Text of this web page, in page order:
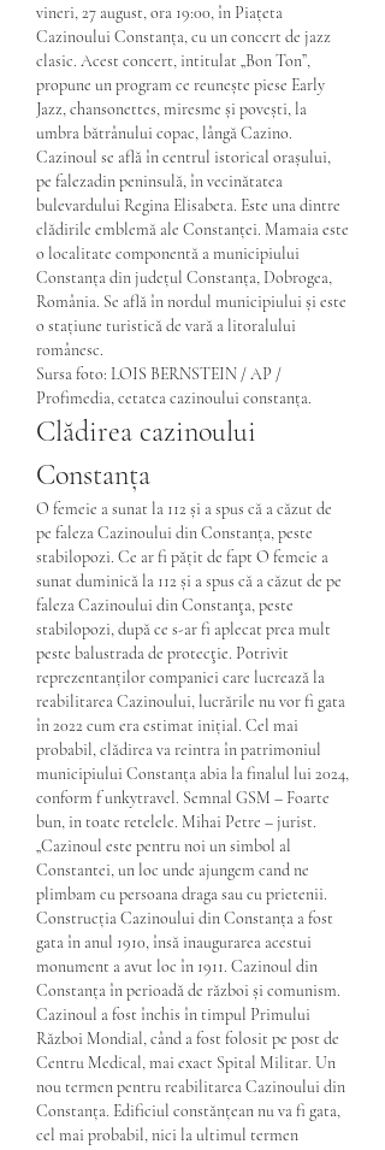
vineri, 27 august, ora 19:00, în Piațeta
Cazinoului Constanța, cu un concert de jazz
clasic. Acest concert, intitulat „Bon Ton”,
propune un program ce reunește piese Early
Jazz, chansonettes, miresme și povești, la
umbra bătrânului copac, lângă Cazino.
Cazinoul se află în centrul istorical orașului,
pe falezadin peninsulă, în vecinătatea
bulevardului Regina Elisabeta. Este una dintre
clădirile emblemă ale Constanței. Mamaia este
o localitate componentă a municipiului
Constanța din județul Constanța, Dobrogea,
România. Se află în nordul municipiului și este
o stațiune turistică de vară a litoralului
românesc.
Sursa foto: LOIS BERNSTEIN / AP /
Profimedia, cetatea cazinoului constanța.
Clădirea cazinoului
Constanța
O femeie a sunat la 112 și a spus că a căzut de
pe faleza Cazinoului din Constanța, peste
stabilopozi. Ce ar fi pățit de fapt O femeie a
sunat duminică la 112 și a spus că a căzut de pe
faleza Cazinoului din Constanţa, peste
stabilopozi, după ce s-ar fi aplecat prea mult
peste balustrada de protecţie. Potrivit
reprezentanților companiei care lucrează la
reabilitarea Cazinoului, lucrările nu vor fi gata
în 2022 cum era estimat inițial. Cel mai
probabil, clădirea va reintra în patrimoniul
municipiului Constanța abia la finalul lui 2024,
conform f unkytravel. Semnal GSM – Foarte
bun, in toate retelele. Mihai Petre – jurist.
„Cazinoul este pentru noi un simbol al
Constantei, un loc unde ajungem cand ne
plimbam cu persoana draga sau cu prietenii.
Construcția Cazinoului din Constanța a fost
gata în anul 1910, însă inaugurarea acestui
monument a avut loc în 1911. Cazinoul din
Constanța în perioadă de război și comunism.
Cazinoul a fost închis în timpul Primului
Război Mondial, când a fost folosit pe post de
Centru Medical, mai exact Spital Militar. Un
nou termen pentru reabilitarea Cazinoului din
Constanța. Edificiul constănțean nu va fi gata,
cel mai probabil, nici la ultimul termen